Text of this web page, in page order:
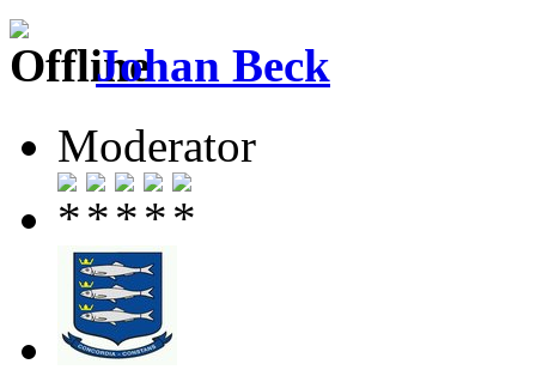
Johan Beck
Moderator